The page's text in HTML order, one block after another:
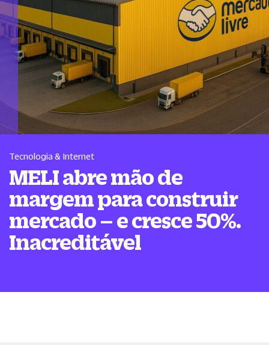
Tecnologia & Internet
MELI abre mão de
margem para construir
mercado – e cresce 50%.
Inacreditável